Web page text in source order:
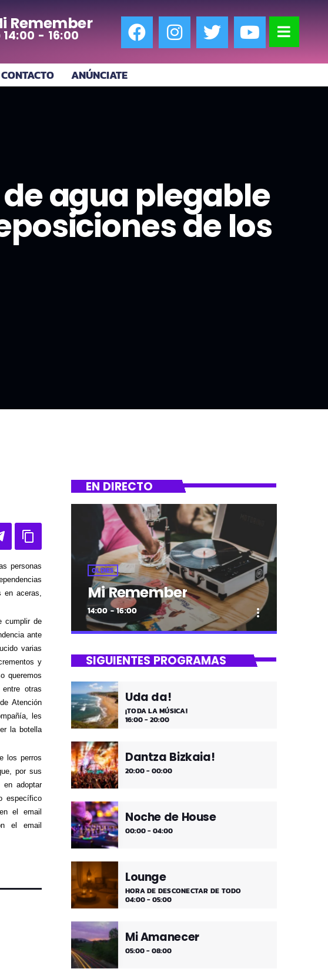
Remember
14:00 - 16:00
CONTACTO ANÚNCIATE
agua plegable
de los
personas
en aceras,
cumplir de
ante
varias
y
queremos
otras
Atención
les
la botella
los perros
por sus
en adoptar
específico
el email
el email
EN DIRECTO
OLDIES
Mi Remember
14:00 - 16:00 more_vert
Mi Remember
medios días y comienzo de tarde de los
fines de semana, de 2 a 4. ¡Disfruta!
SIGUIENTES PROGRAMAS
Uda da!
¡TODA LA MÚSICA!
16:00 - 20:00
Dantza Bizkaia!
20:00 - 00:00
Noche de House
00:00 - 04:00
Lounge
HORA DE DESCONECTAR DE TODO
04:00 - 05:00
Mi Amanecer
05:00 - 08:00